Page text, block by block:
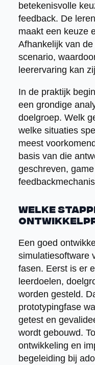
betekenisvolle
feedback. De
maakt een keuze
Afhankelijk van
scenario,
leerervaring kan
In de praktijk
een grondige
doelgroep. Welk
welke situaties
meest
basis van die
geschreven,
Welke
Een goed
simulatiesoftware
fasen. Eerst is er
leerdoelen,
worden gesteld.
prototypingfase
getest en
wordt gebouwd.
ontwikkeling en
begeleiding bij